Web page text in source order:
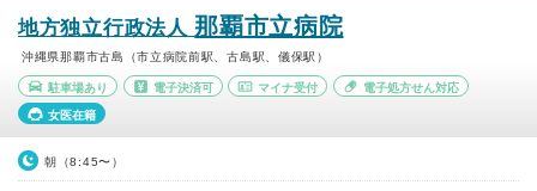
地方独立行政法人那覇市立病院
沖縄県那覇市古島（市立病院前駅、古島駅、儀保駅）
駐車場あり 電子決済可 マイナ受付 電子処方せん対応
女医在籍
朝（8:45〜）